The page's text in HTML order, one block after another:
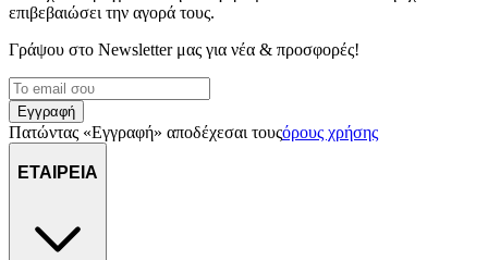
επιβεβαιώσει την αγορά τους.
Γράψου στο Νewsletter μας για νέα & προσφορές!
Εγγραφή
Πατώντας «Εγγραφή» αποδέχεσαι τουςόρους χρήσης
ΕΤΑΙΡΕΙΑ